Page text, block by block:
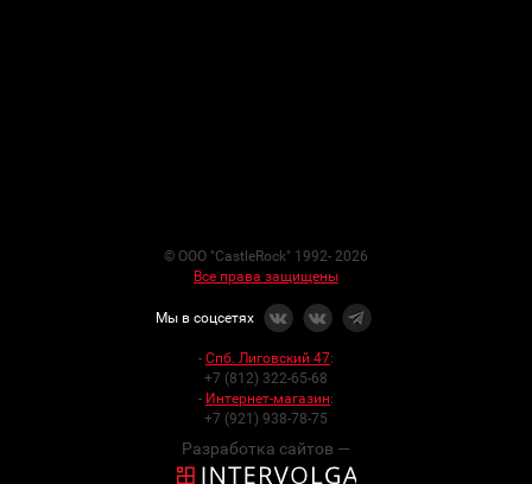
© ООО "CastleRock" 1992- 2026
Все права защищены
Мы в соцсетях
- Спб. Лиговский 47:
+7 (812) 322-65-68
- Интернет-магазин:
+7 (921) 938-78-75
Разработка сайтов —